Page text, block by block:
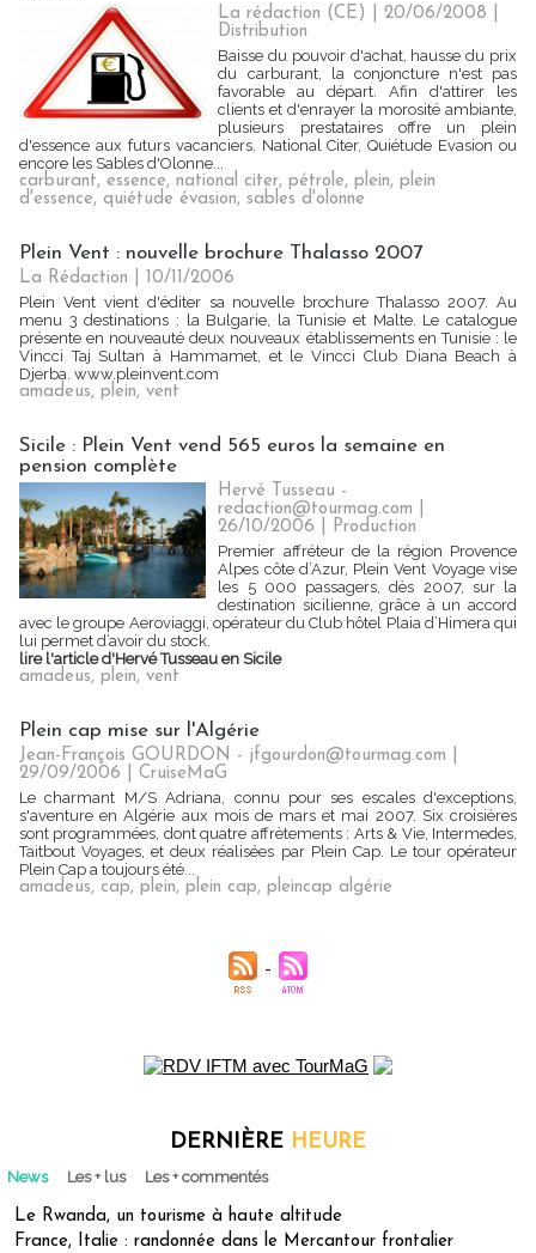
La rédaction (CE) | 20/06/2008
Distribution
Baisse du pouvoir d'achat, hausse du prix
du carburant, la conjoncture n'est pas
favorable au départ. Afin d'attirer les
clients et d'enrayer la morosité ambiante,
plusieurs prestataires offre un plein
d'essence aux futurs vacanciers. National Citer, Quiétude Evasion ou
encore les Sables d'Olonne...
carburant, essence, national citer, pétrole, plein, plein
d'essence, quiétude évasion, sables d'olonne
Plein Vent : nouvelle brochure Thalasso 2007
La Rédaction | 10/11/2006
Plein Vent vient d'éditer sa nouvelle brochure Thalasso 2007. Au
menu 3 destinations : la Bulgarie, la Tunisie et Malte. Le catalogue
présente en nouveauté deux nouveaux établissements en Tunisie : le
Vincci Taj Sultan à Hammamet, et le Vincci Club Diana Beach à
Djerba. www.pleinvent.com
amadeus, plein, vent
Sicile : Plein Vent vend 565 euros la semaine en
pension complète
Hervé Tusseau -
redaction@tourmag.com |
26/10/2006
Production
Premier affréteur de la région Provence
Alpes côte d’Azur, Plein Vent Voyage vise
les 5 000 passagers, dès 2007, sur la
destination sicilienne, grâce à un accord
avec le groupe Aeroviaggi, opérateur du Club hôtel Plaia d’Himera qui
lui permet d’avoir du stock.
lire l'article d'Hervé Tusseau en Sicile
amadeus, plein, vent
Plein cap mise sur l'Algérie
Jean-François GOURDON - jfgourdon@tourmag.com |
29/09/2006
CruiseMaG
Le charmant M/S Adriana, connu pour ses escales d'exceptions,
s'aventure en Algérie aux mois de mars et mai 2007. Six croisières
sont programmées, dont quatre affrètements : Arts & Vie, Intermedes,
Taitbout Voyages, et deux réalisées par Plein Cap. Le tour opérateur
Plein Cap a toujours été...
amadeus, cap, plein, plein cap, pleincap algérie
DERNIÈRE HEURE
News Les + lus Les + commentés
Le Rwanda, un tourisme à haute altitude
France, Italie : randonnée dans le Mercantour frontalier